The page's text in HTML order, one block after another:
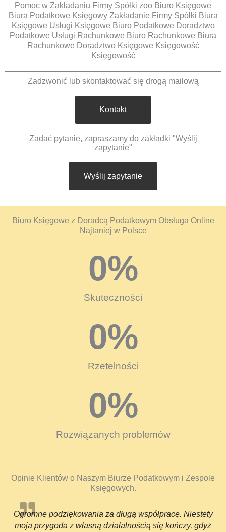
Pomoc w Zakładaniu Firmy Spółki zoo Biuro Księgowe
Biura Podatkowe Księgowy Zakładanie Firmy Spółki Biura
Księgowe Usługi Księgowe Biuro Podatkowe Doradztwo
Podatkowe Usługi Rachunkowe Biuro Rachunkowe Biura
Rachunkowe Doradztwo Księgowe Księgowość
Księgowość
Zadzwonić lub skontaktować się drogą mailową
Kontakt
Zadać pytanie, zapraszamy do zakładki "Wyślij
zapytanie"
Wyślij zapytanie
Biuro Księgowe z Doradcą Podatkowym Obsługa Online
Najtaniej w Polsce
Skuteczności
0%
Rzetelności
0%
Rozwiązanych problemów
0%
Opinie Klientów o Naszym Biurze Podatkowym i Zespole
Księgowych.
Ogromne podziękowania za długą współpracę. Niestety
moja przygoda z własną działalnością się kończy, gdyż